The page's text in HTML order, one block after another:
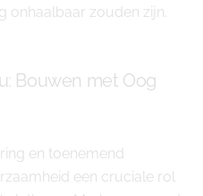
onhaalbaar zouden zijn.
Bouwen met Oog
en toenemend
een cruciale rol